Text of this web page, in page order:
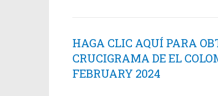
HAGA CLIC AQUÍ PARA
CRUCIGRAMA DE EL
FEBRUARY 2024